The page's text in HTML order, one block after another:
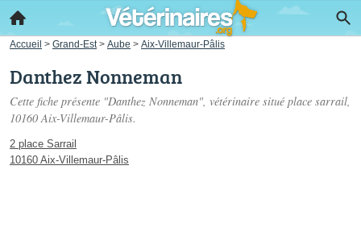
Accueil > Grand-Est > Aube > Aix-Villemaur-Pâlis
Danthez Nonneman
Cette fiche présente "Danthez Nonneman", vétérinaire situé place sarrail,
10160 Aix-Villemaur-Pâlis.
2 place Sarrail
10160 Aix-Villemaur-Pâlis